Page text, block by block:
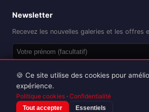
Newsletter
Recevez les nouvelles galeries et les offres
Reproduction interdite sans
🍪 Ce site utilise des cookies pour
expérience.
Politique cookies · Confidentialité
Tout accepter Essentiels